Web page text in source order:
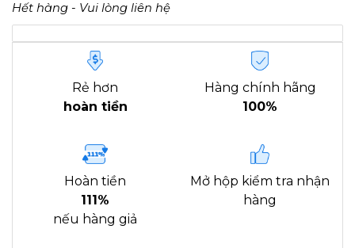
Hết hàng - Vui lòng liên hệ
Rẻ hơn
hoàn tiền
Hàng chính hãng
100%
Hoàn tiền
111%
nếu hàng giả
Mở hộp kiểm tra nhận
hàng